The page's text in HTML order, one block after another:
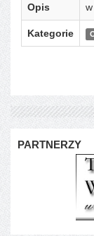
Opis
Kategorie
PARTNERZY